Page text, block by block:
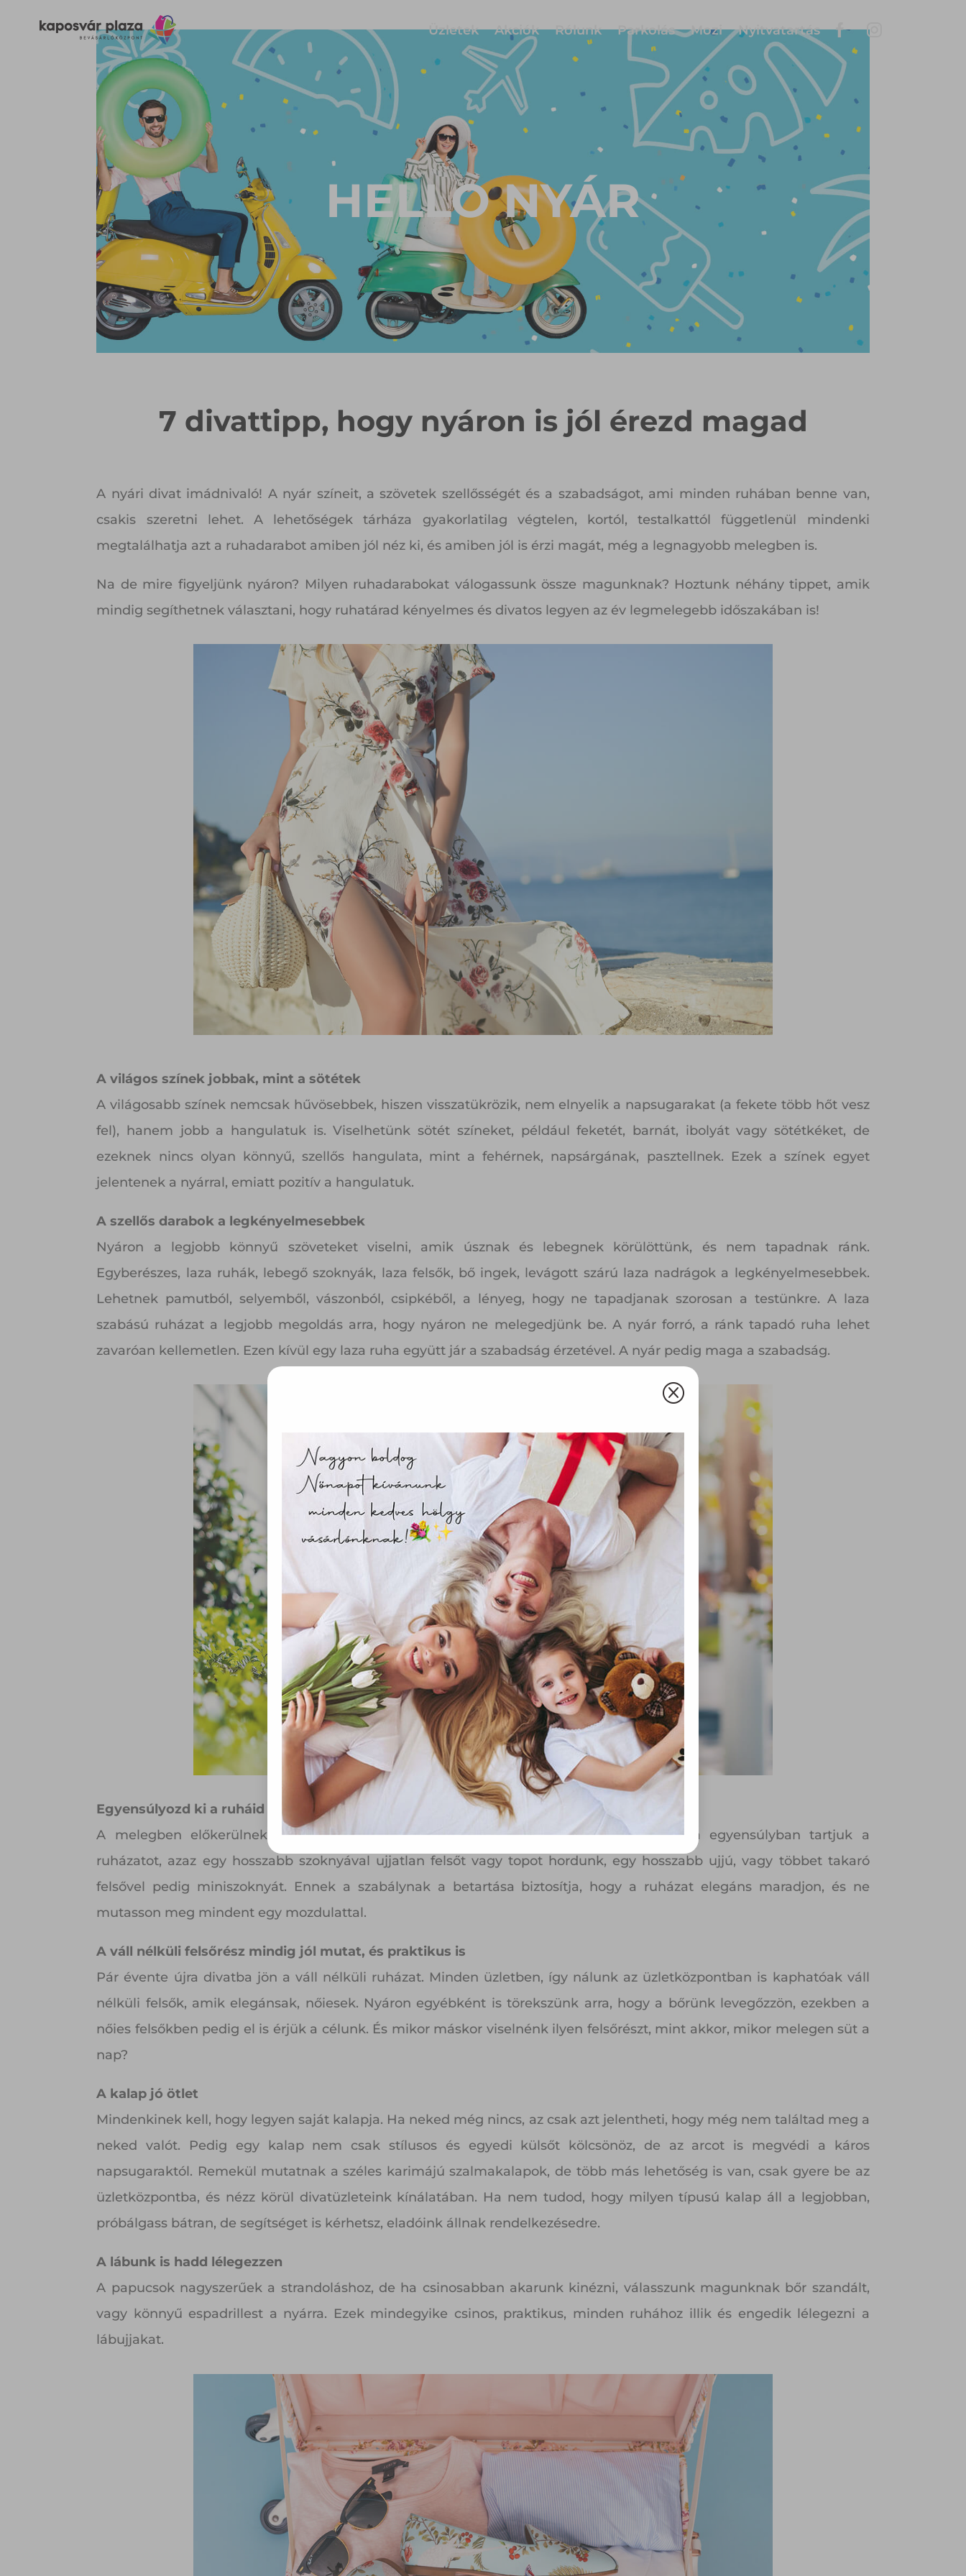
Üzletek Akciók Rólunk Parkolás Mozi Nyitvatartás
HELLO NYÁR
7 divattipp, hogy nyáron is jól érezd magad
A nyári divat imádnivaló! A nyár színeit, a szövetek szellősségét és a szabadságot, ami minden ruhában benne van,
csakis szeretni lehet. A lehetőségek tárháza gyakorlatilag végtelen, kortól, testalkattól függetlenül mindenki
megtalálhatja azt a ruhadarabot amiben jól néz ki, és amiben jól is érzi magát, még a legnagyobb melegben is.
Na de mire figyeljünk nyáron? Milyen ruhadarabokat válogassunk össze magunknak? Hoztunk néhány tippet, amik
mindig segíthetnek választani, hogy ruhatárad kényelmes és divatos legyen az év legmelegebb időszakában is!
A világos színek jobbak, mint a sötétek
A világosabb színek nemcsak hűvösebbek, hiszen visszatükrözik, nem elnyelik a napsugarakat (a fekete több hőt vesz
fel), hanem jobb a hangulatuk is. Viselhetünk sötét színeket, például feketét, barnát, ibolyát vagy sötétkéket, de
ezeknek nincs olyan könnyű, szellős hangulata, mint a fehérnek, napsárgának, pasztellnek. Ezek a színek egyet
jelentenek a nyárral, emiatt pozitív a hangulatuk.
A szellős darabok a legkényelmesebbek
Nyáron a legjobb könnyű szöveteket viselni, amik úsznak és lebegnek körülöttünk, és nem tapadnak ránk.
Egyberészes, laza ruhák, lebegő szoknyák, laza felsők, bő ingek, levágott szárú laza nadrágok a legkényelmesebbek.
Lehetnek pamutból, selyemből, vászonból, csipkéből, a lényeg, hogy ne tapadjanak szorosan a testünkre. A laza
szabású ruházat a legjobb megoldás arra, hogy nyáron ne melegedjünk be. A nyár forró, a ránk tapadó ruha lehet
zavaróan kellemetlen. Ezen kívül egy laza ruha együtt jár a szabadság érzetével. A nyár pedig maga a szabadság.
Egyensúlyozd ki a ruháid
A melegben előkerülnek a topok, miniruhák. Minden korosztálynak praktikus tipp, ha egyensúlyban tartjuk a
ruházatot, azaz egy hosszabb szoknyával ujjatlan felsőt vagy topot hordunk, egy hosszabb ujjú, vagy többet takaró
felsővel pedig miniszoknyát. Ennek a szabálynak a betartása biztosítja, hogy a ruházat elegáns maradjon, és ne
mutasson meg mindent egy mozdulattal.
A váll nélküli felsőrész mindig jól mutat, és praktikus is
Pár évente újra divatba jön a váll nélküli ruházat. Minden üzletben, így nálunk az üzletközpontban is kaphatóak váll
nélküli felsők, amik elegánsak, nőiesek. Nyáron egyébként is törekszünk arra, hogy a bőrünk levegőzzön, ezekben a
nőies felsőkben pedig el is érjük a célunk. És mikor máskor viselnénk ilyen felsőrészt, mint akkor, mikor melegen süt a
nap?
A kalap jó ötlet
Mindenkinek kell, hogy legyen saját kalapja. Ha neked még nincs, az csak azt jelentheti, hogy még nem találtad meg a
neked valót. Pedig egy kalap nem csak stílusos és egyedi külsőt kölcsönöz, de az arcot is megvédi a káros
napsugaraktól. Remekül mutatnak a széles karimájú szalmakalapok, de több más lehetőség is van, csak gyere be az
üzletközpontba, és nézz körül divatüzleteink kínálatában. Ha nem tudod, hogy milyen típusú kalap áll a legjobban,
próbálgass bátran, de segítséget is kérhetsz, eladóink állnak rendelkezésedre.
A lábunk is hadd lélegezzen
A papucsok nagyszerűek a strandoláshoz, de ha csinosabban akarunk kinézni, válasszunk magunknak bőr szandált,
vagy könnyű espadrillest a nyárra. Ezek mindegyike csinos, praktikus, minden ruhához illik és engedik lélegezni a
lábujjakat.
Q
Ez az oldal sütiket használ
Weboldalunkon „cookie"-kat (továbbiakban „süti") alkalmazunk. Ezek olyan
fájlok, melyek információt tárolnak webes böngészőjében. Ehhez az Ön
A „sütiket" az elektronikus hírközlésről szóló 2003. évi C. törvény, az
elektronikus kereskedelmi szolgáltatások, az információs társadalommal
összefüggő szolgáltatások egyes kérdéseiről szóló 2001. évi CVIII. törvény,
valamint az Európai Unió előírásainak megfelelően használjuk. Azon
weblapoknak, melyek az Európai Unió országain belül működnek, a „sütik"
használatához, és ezeknek a felhasználó számítógépén vagy egyéb
eszközén történő tárolásához a felhasználók hozzájárulását kell kérniük.
Elfogadom
Módosítom a beállításokat